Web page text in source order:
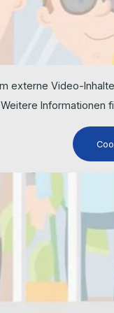
externe Video-
Weitere Informationen